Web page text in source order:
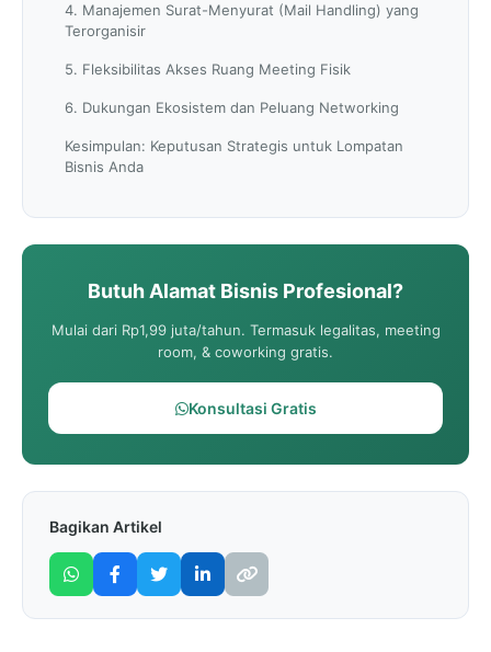
4. Manajemen Surat-Menyurat (Mail Handling) yang
Terorganisir
5. Fleksibilitas Akses Ruang Meeting Fisik
6. Dukungan Ekosistem dan Peluang Networking
Kesimpulan: Keputusan Strategis untuk Lompatan
Bisnis Anda
Butuh Alamat Bisnis Profesional?
Mulai dari Rp1,99 juta/tahun. Termasuk legalitas, meeting
room, & coworking gratis.
Konsultasi Gratis
Bagikan Artikel